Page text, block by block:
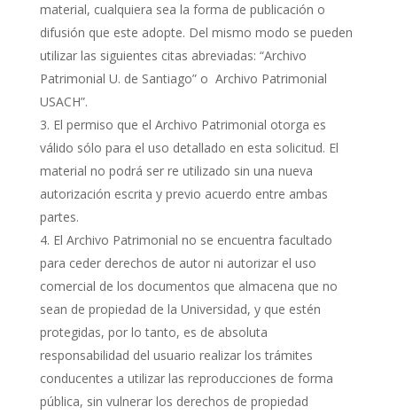
material, cualquiera sea la forma de publicación o
difusión que este adopte. Del mismo modo se pueden
utilizar las siguientes citas abreviadas: “Archivo
Patrimonial U. de Santiago” o Archivo Patrimonial
USACH”.
El permiso que el Archivo Patrimonial otorga es
válido sólo para el uso detallado en esta solicitud. El
material no podrá ser re utilizado sin una nueva
autorización escrita y previo acuerdo entre ambas
partes.
El Archivo Patrimonial no se encuentra facultado
para ceder derechos de autor ni autorizar el uso
comercial de los documentos que almacena que no
sean de propiedad de la Universidad, y que estén
protegidas, por lo tanto, es de absoluta
responsabilidad del usuario realizar los trámites
conducentes a utilizar las reproducciones de forma
pública, sin vulnerar los derechos de propiedad